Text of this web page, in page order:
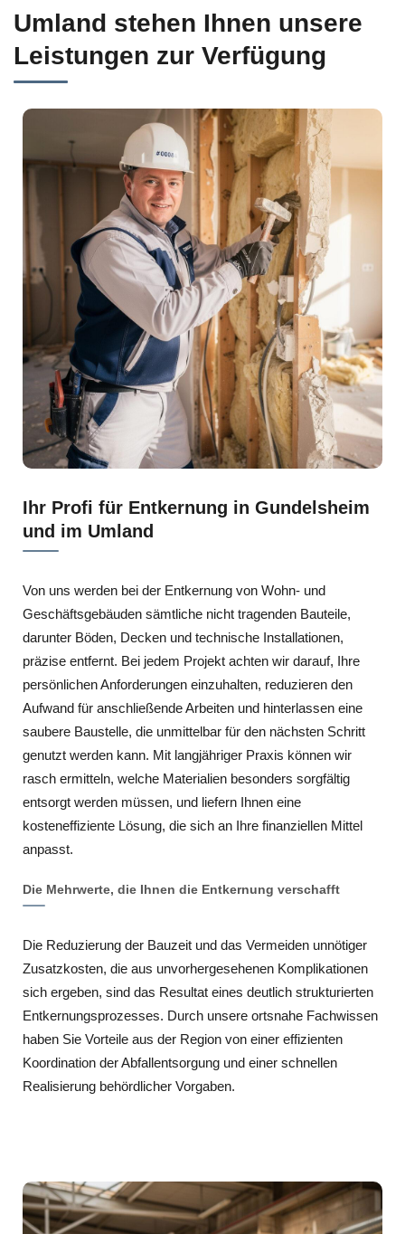
Umland stehen Ihnen unsere
Leistungen zur Verfügung
Ihr Profi für Entkernung in Gundelsheim
und im Umland
Von uns werden bei der Entkernung von Wohn- und
Geschäftsgebäuden sämtliche nicht tragenden Bauteile,
darunter Böden, Decken und technische Installationen,
präzise entfernt. Bei jedem Projekt achten wir darauf, Ihre
persönlichen Anforderungen einzuhalten, reduzieren den
Aufwand für anschließende Arbeiten und hinterlassen eine
saubere Baustelle, die unmittelbar für den nächsten Schritt
genutzt werden kann. Mit langjähriger Praxis können wir
rasch ermitteln, welche Materialien besonders sorgfältig
entsorgt werden müssen, und liefern Ihnen eine
kosteneffiziente Lösung, die sich an Ihre finanziellen Mittel
anpasst.
Die Mehrwerte, die Ihnen die Entkernung verschafft
Die Reduzierung der Bauzeit und das Vermeiden unnötiger
Zusatzkosten, die aus unvorhergesehenen Komplikationen
sich ergeben, sind das Resultat eines deutlich strukturierten
Entkernungsprozesses. Durch unsere ortsnahe Fachwissen
haben Sie Vorteile aus der Region von einer effizienten
Koordination der Abfallentsorgung und einer schnellen
Realisierung behördlicher Vorgaben.